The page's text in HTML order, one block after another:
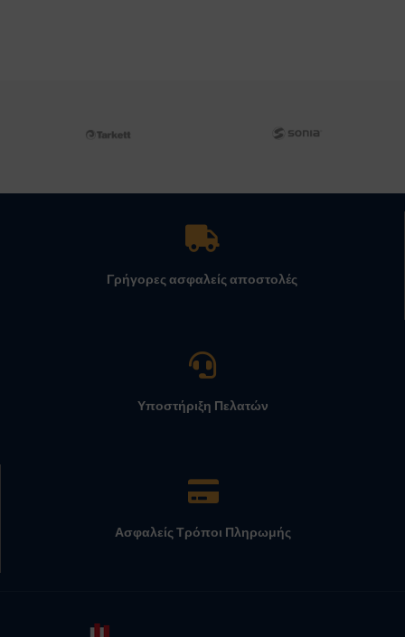
Γρήγορες ασφαλείς αποστολές
Υποστήριξη Πελατών
Ασφαλείς Τρόποι Πληρωμής